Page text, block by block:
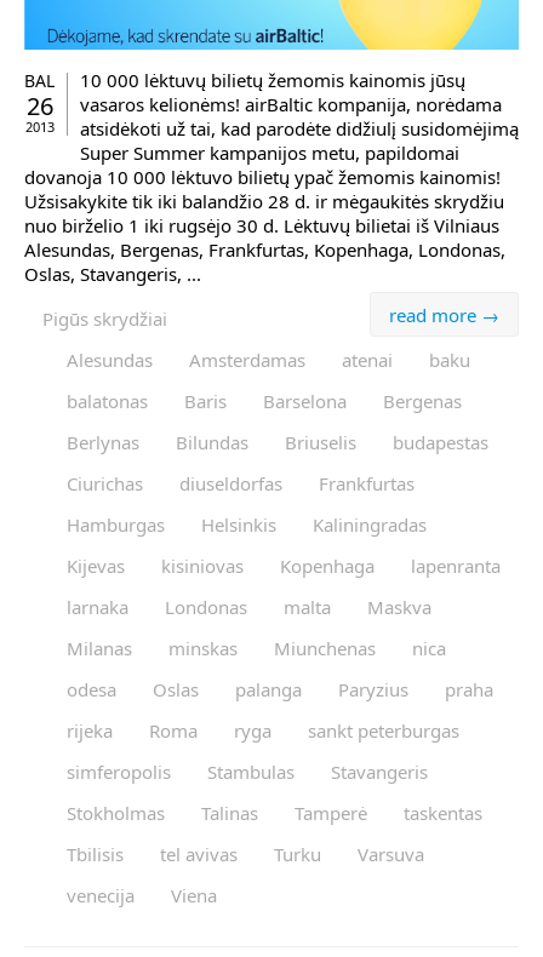
BAL
26
2013
10 000 lėktuvų bilietų žemomis kainomis jūsų
vasaros kelionėms! airBaltic kompanija, norėdama
atsidėkoti už tai, kad parodėte didžiulį susidomėjimą
Super Summer kampanijos metu, papildomai
dovanoja 10 000 lėktuvo bilietų ypač žemomis kainomis!
Užsisakykite tik iki balandžio 28 d. ir mėgaukitės skrydžiu
nuo birželio 1 iki rugsėjo 30 d. Lėktuvų bilietai iš Vilniaus
Alesundas, Bergenas, Frankfurtas, Kopenhaga, Londonas,
Oslas, Stavangeris, ...
read more →
Pigūs skrydžiai
Alesundas
Amsterdamas atenai
baku
balatonas
Baris Barselona
Bergenas
Berlynas
Bilundas Briuselis
budapestas
Ciurichas
diuseldorfas
Frankfurtas
Hamburgas
Helsinkis
Kaliningradas
Kijevas
kisiniovas Kopenhaga
lapenranta
larnaka
Londonas malta
Maskva
Milanas
minskas Miunchenas
nica
odesa
Oslas palanga Paryzius
praha
rijeka
Roma ryga
sankt peterburgas
simferopolis
Stambulas
Stavangeris
Stokholmas
Talinas Tamperė
taskentas
Tbilisis
tel avivas Turku
Varsuva
venecija
Viena